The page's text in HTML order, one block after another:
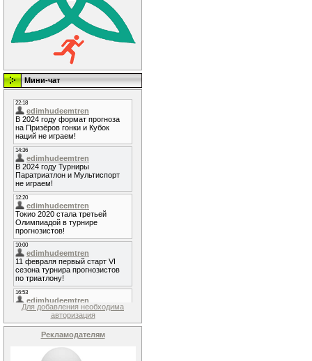
Мини-чат
Для добавления необходима
авторизация
Рекламодателям